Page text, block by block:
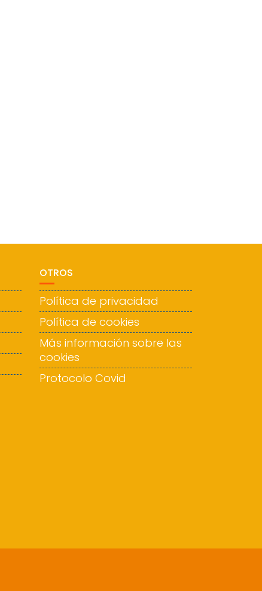
OTROS
Política de privacidad
Política de cookies
Más información sobre las
cookies
Protocolo Covid